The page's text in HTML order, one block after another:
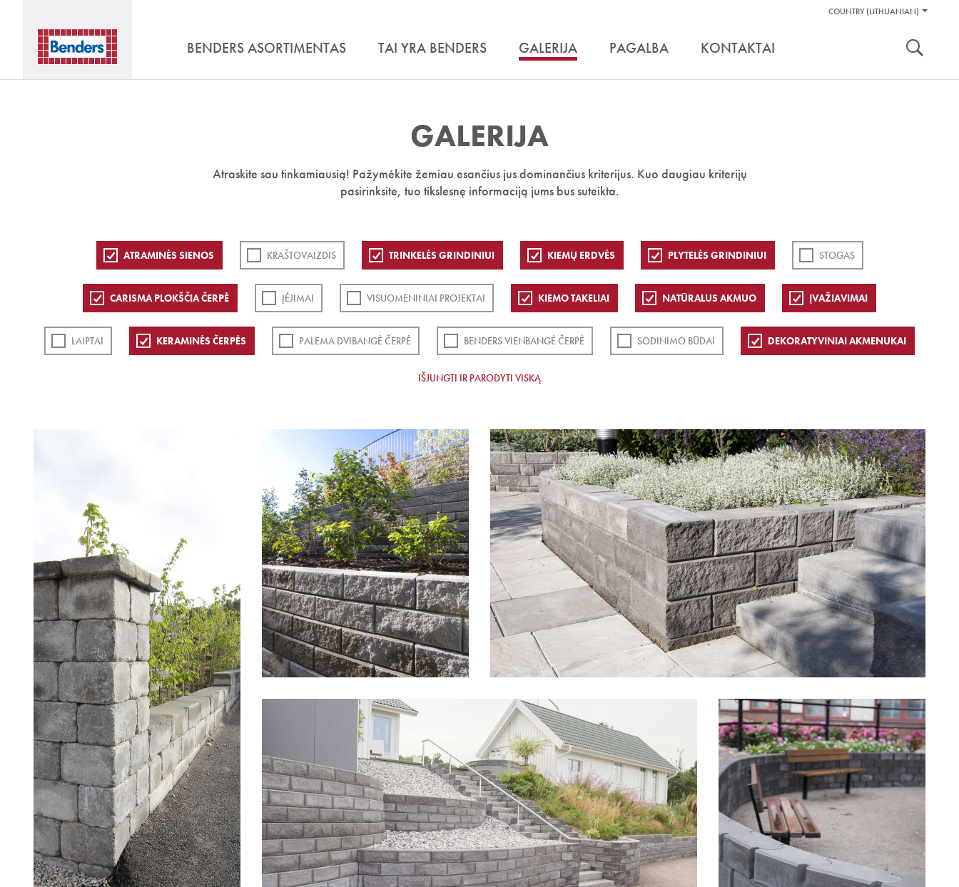
Pagalbos
COUNTRY (LITHUANIAN)
BENDERS ASORTIMENTAS TAI YRA BENDERS GALERIJA PAGALBA KONTAKTAI
GALERIJA
Atraskite sau tinkamiausią! Pažymėkite žemiau esančius jus dominančius kriterijus. Kuo daugiau kriterijų
pasirinksite, tuo tikslesnę informaciją jums bus suteikta.
ATRAMINĖS SIENOS KRAŠTOVAIZDIS TRINKELĖS GRINDINIUI KIEMŲ ERDVĖS PLYTELĖS GRINDINIUI STOGAS
CARISMA PLOKŠČIA ČERPĖ ĮĖJIMAI VISUOMENINIAI PROJEKTAI KIEMO TAKELIAI NATŪRALUS AKMUO ĮVAŽIAVIMAI
LAIPTAI KERAMINĖS ČERPĖS PALEMA DVIBANGĖ ČERPĖ BENDERS VIENBANGĖ ČERPĖ SODINIMO BŪDAI DEKORATYVINIAI AKMENUKAI
IŠJUNGTI IR PARODYTI VISKĄ